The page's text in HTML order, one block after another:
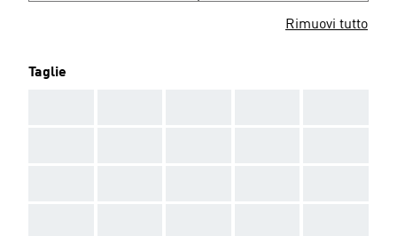
Rimuovi tutto
Taglie